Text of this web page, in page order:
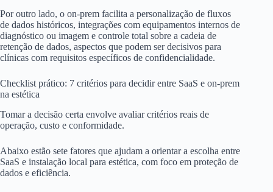
Por outro lado, o on-prem facilita a personalização de fluxos
de dados históricos, integrações com equipamentos internos de
diagnóstico ou imagem e controle total sobre a cadeia de
retenção de dados, aspectos que podem ser decisivos para
clínicas com requisitos específicos de confidencialidade.
Checklist prático: 7 critérios para decidir entre SaaS e on-prem
na estética
Tomar a decisão certa envolve avaliar critérios reais de
operação, custo e conformidade.
Abaixo estão sete fatores que ajudam a orientar a escolha entre
SaaS e instalação local para estética, com foco em proteção de
dados e eficiência.